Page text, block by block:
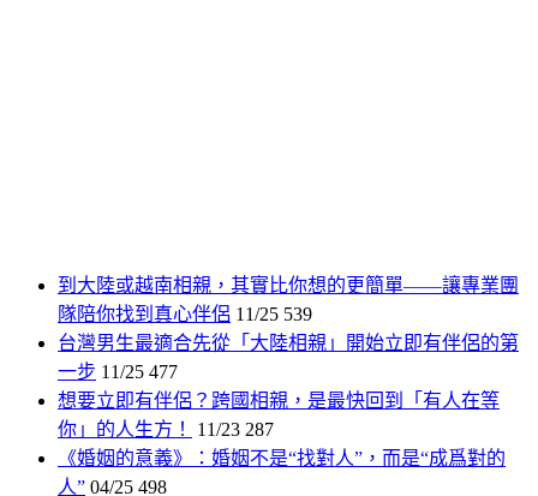
到大陸或越南相親，其實比你想的更簡單——讓專業團
隊陪你找到真心伴侶 11/25 539
台灣男生最適合先從「大陸相親」開始立即有伴侶的第
一步 11/25 477
想要立即有伴侶？跨國相親，是最快回到「有人在等
你」的人生方！
11/23 287
《婚姻的意義》：婚姻不是“找對人”，而是“成爲對的
人” 04/25 498